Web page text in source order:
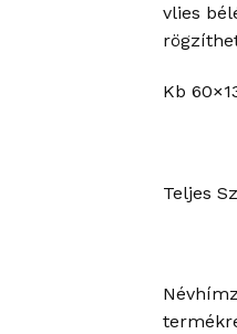
vlies
Kb
Teljes